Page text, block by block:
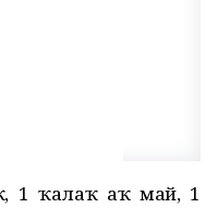
1 ҡалаҡ аҡ май, 1